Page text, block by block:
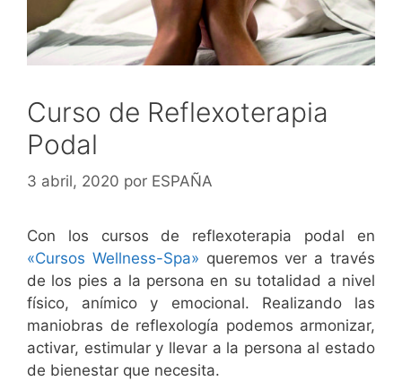
Curso de Reflexoterapia
Podal
3 abril, 2020 por ESPAÑA
Con los cursos de reflexoterapia podal en
«Cursos Wellness-Spa» queremos ver a través
de los pies a la persona en su totalidad a nivel
físico, anímico y emocional. Realizando las
maniobras de reflexología podemos armonizar,
activar, estimular y llevar a la persona al estado
de bienestar que necesita.